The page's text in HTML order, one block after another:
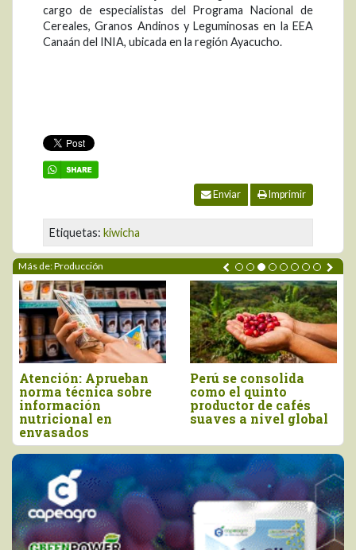
cargo de especialistas del Programa Nacional de
Cereales, Granos Andinos y Leguminosas en la EEA
Canaán del INIA, ubicada en la región Ayacucho.
Enviar Imprimir
Etiquetas: kiwicha
Más de: Producción
Perú se consolida
como el quinto
productor de cafés
suaves a nivel global
Producción
de orégano
las 13.935
en 2025